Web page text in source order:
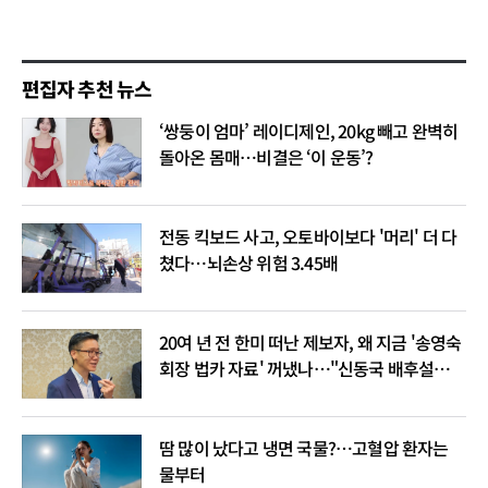
편집자 추천 뉴스
‘쌍둥이 엄마’ 레이디제인, 20kg 빼고 완벽히
돌아온 몸매…비결은 ‘이 운동’?
전동 킥보드 사고, 오토바이보다 '머리' 더 다
쳤다…뇌손상 위험 3.45배
20여 년 전 한미 떠난 제보자, 왜 지금 '송영숙
회장 법카 자료' 꺼냈나…"신동국 배후설은
땀 많이 났다고 냉면 국물?…고혈압 환자는
물부터